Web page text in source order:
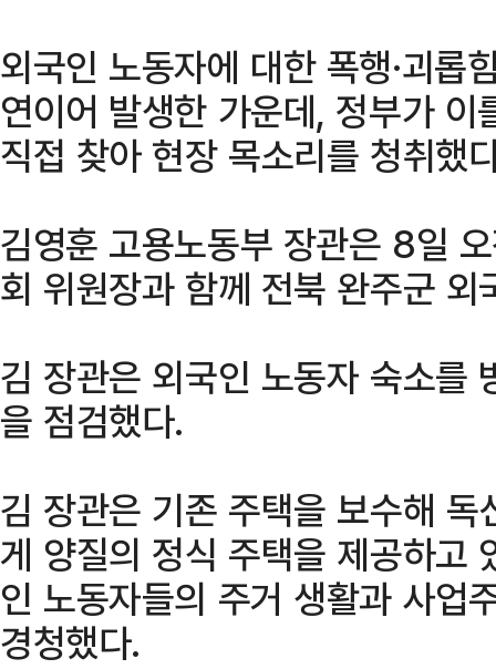
외국인 노동자에 대한 폭행·괴롭
연이어 발생한 가운데, 정부가
직접 찾아 현장 목소리를 청취했
김영훈 고용노동부 장관은 8일
회 위원장과 함께 전북 완주군
김 장관은 외국인 노동자 숙소를
을 점검했다.
김 장관은 기존 주택을 보수해 독
게 양질의 정식 주택을 제공하고
인 노동자들의 주거 생활과 사업
경청했다.